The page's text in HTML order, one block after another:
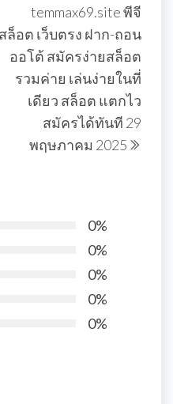
temmax69.site พีจี
สล็อต เว็บตรง ฝาก-ถอน
ออโต้ สมัครง่ายสล็อต
รวมค่าย เล่นง่ายในที่
เดียว สล็อต แตกไว
สมัครได้ทันที 29
พฤษภาคม 2025
0%
0%
0%
0%
0%